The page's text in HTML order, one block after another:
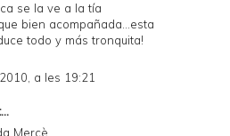
se la ve a la tía
bien acompañada...esta
todo y más tronquita!
a les 19:21
Mercè